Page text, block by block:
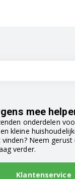
mee
onderdelen
kleine
Neem
verder.
Klantenservice